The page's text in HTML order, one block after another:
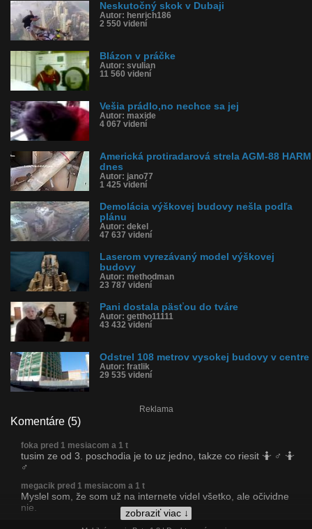
Neskutočný skok v Dubaji
Autor: henrich186
2 550 videní
Blázon v práčke
Autor: svulian
11 560 videní
Vešia prádlo,no nechce sa jej
Autor: maxide
4 067 videní
Americká protiradarová strela AGM-88 HARM
dnes
Autor: jano77
1 425 videní
Demolácia výškovej budovy nešla podľa
plánu
Autor: dekel
47 637 videní
Laserom vyrezávaný model výškovej
budovy
Autor: methodman
23 787 videní
Pani dostala päsťou do tváre
Autor: gettho11111
43 432 videní
Odstrel 108 metrov vysokej budovy v centre
Autor: fratlik
29 535 videní
Reklama
Komentáre (5)
zobraziť viac ↓
foka pred 1 mesiacom a 1 t
tusim ze od 3. poschodia je to uz jedno, takze co riesit 🤷 ♂ 🤷
♂
megacik pred 1 mesiacom a 1 t
Myslel som, že som už na internete videl všetko, ale očividne
nie.
ujovecernicek pred 1 mesiacom a 1 t